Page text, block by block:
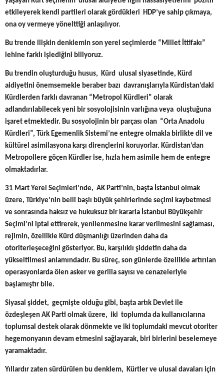
etkileyerek kendi partileri olarak gördükleri HDP’ye sahip çıkmaya,
ona oy vermeye yönelttiği anlaşılıyor.
Bu trende ilişkin denklemin son yerel seçimlerde “Millet İttifakı”
lehine farklı işlediğini biliyoruz.
Bu trendin oluşturduğu husus, Kürd ulusal siyasetinde, Kürd
aidiyetini önemsemekle beraber bazı davranışlarıyla Kürdistan’daki
Kürdlerden farklı davranan “Metropol Kürdleri” olarak
adlandırılabilecek yeni bir sosyolojisinin varlığına veya oluştuğuna
işaret etmektedir. Bu sosyolojinin bir parçası olan “Orta Anadolu
Kürdleri”, Türk Egemenlik Sistemi’ne entegre olmakla birlikte dil ve
kültürel asimilasyona karşı dirençlerini koruyorlar. Kürdistan’dan
Metropollere göçen Kürdler ise, hızla hem asimile hem de entegre
olmaktadırlar.
31 Mart Yerel Seçimleri’nde, AK Parti’nin, başta İstanbul olmak
üzere, Türkiye’nin belli başlı büyük şehirlerinde seçimi kaybetmesi
ve sonrasında haksız ve hukuksuz bir kararla İstanbul Büyükşehir
Seçimi’ni iptal ettirerek, yenilenmesine karar verilmesini sağlaması,
rejimin, özellikle Kürd düşmanlığı üzerinden daha da
otoriterleşeceğini gösteriyor. Bu, karşılıklı şiddetin daha da
yükseltilmesi anlamındadır. Bu süreç, son günlerde özellikle artırılan
operasyonlarda ölen asker ve gerilla sayısı ve cenazeleriyle
başlamıştır bile.
Siyasal şiddet, geçmişte olduğu gibi, başta artık Devlet ile
özdeşleşen AK Parti olmak üzere, iki toplumda da kullanıcılarına
toplumsal destek olarak dönmekte ve iki toplumdaki mevcut otoriter
hegemonyanın devam etmesini sağlayarak, biri birlerini beselemeye
yaramaktadır.
Yıllardır zaten sürdürülen bu denklem, Kürtler ve ulusal davaları için